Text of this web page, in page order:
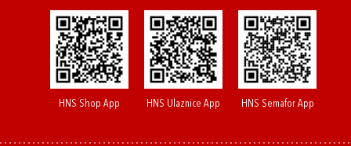
HNS Shop App HNS Ulaznice App HNS Semafor App